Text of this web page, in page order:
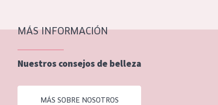
MÁS INFORMACIÓN
Nuestros consejos de belleza
MÁS SOBRE NOSOTROS